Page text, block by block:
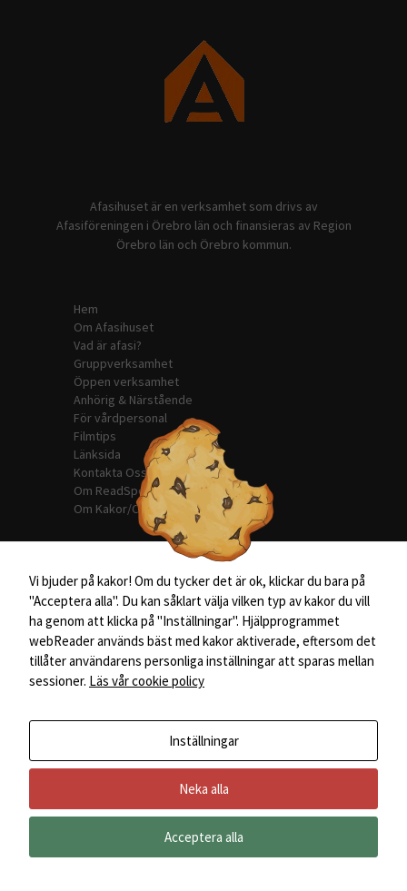
Afasihuset är en verksamhet som drivs av
Afasiföreningen i Örebro län och finansieras av Region
Örebro län och Örebro kommun.
Hem
Om Afasihuset
Vad är afasi?
Gruppverksamhet
Öppen verksamhet
Anhörig & Närstående
För vårdpersonal
Filmtips
Länksida
Kontakta Oss
Om ReadSpeaker
Om Kakor/Cookies
Kontakt
0760-211 718
afasihuset@regionorebrolan.se
Järntorgsgatan 12, 703 61 Örebro
Vi bjuder på kakor! Om du tycker det är ok, klickar du bara på
"Acceptera alla". Du kan såklart välja vilken typ av kakor du vill
ha genom att klicka på "Inställningar". Hjälpprogrammet
webReader används bäst med kakor aktiverade, eftersom det
tillåter användarens personliga inställningar att sparas mellan
sessioner. Läs vår cookie policy
Inställningar
Neka alla
Acceptera alla
välja bort. De
att hemsidan
Statistik
För att vi ska
För att vår
hemsida ska
prestera så
bra som
möjligt
besök. Om
du nekar de
här kakorna
kommer viss
funktionalitet
att försvinna
Marknadsföring
intressen och ditt
beteende när du